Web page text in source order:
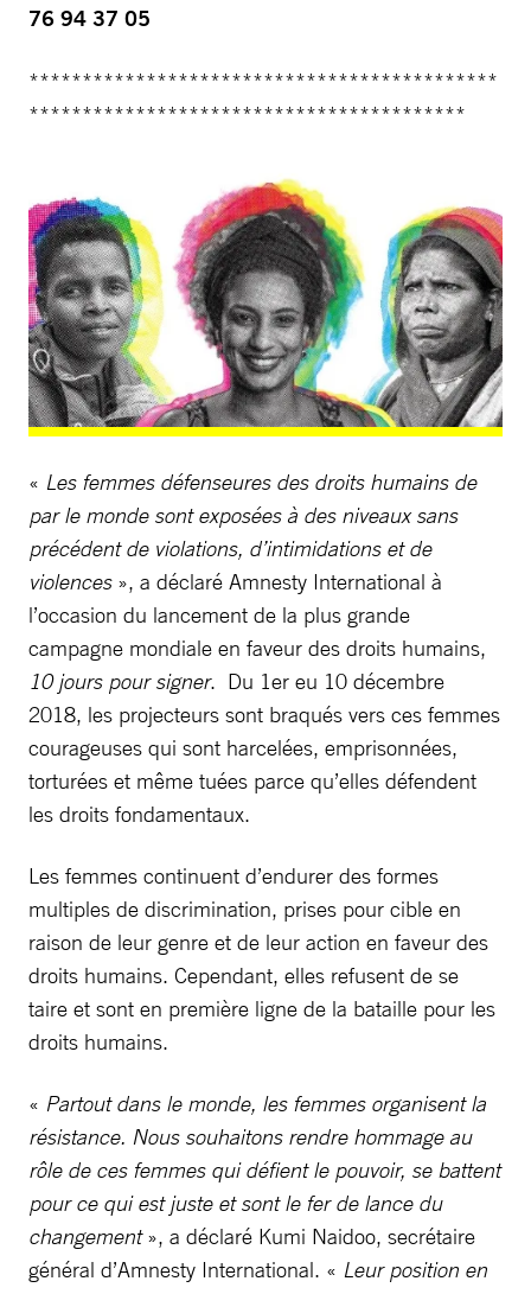
76 94 37 05
********************************************
*****************************************
« Les femmes défenseures des droits humains de
par le monde sont exposées à des niveaux sans
précédent de violations, d’intimidations et de
violences», a déclaré Amnesty International à
l’occasion du lancement de la plus grande
campagne mondiale en faveur des droits humains,
10 jours pour signer. Du 1er eu 10 décembre
2018, les projecteurs sont braqués vers ces femmes
courageuses qui sont harcelées, emprisonnées,
torturées et même tuées parce qu’elles défendent
les droits fondamentaux.
Les femmes continuent d’endurer des formes
multiples de discrimination, prises pour cible en
raison de leur genre et de leur action en faveur des
droits humains. Cependant, elles refusent de se
taire et sont en première ligne de la bataille pour les
droits humains.
« Partout dans le monde, les femmes organisent la
résistance. Nous souhaitons rendre hommage au
rôle de ces femmes qui défient le pouvoir, se battent
pour ce qui est juste et sont le fer de lance du
changement», a déclaré Kumi Naidoo, secrétaire
général d’Amnesty International. « Leur position en